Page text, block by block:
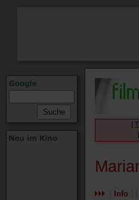
[
[
Info